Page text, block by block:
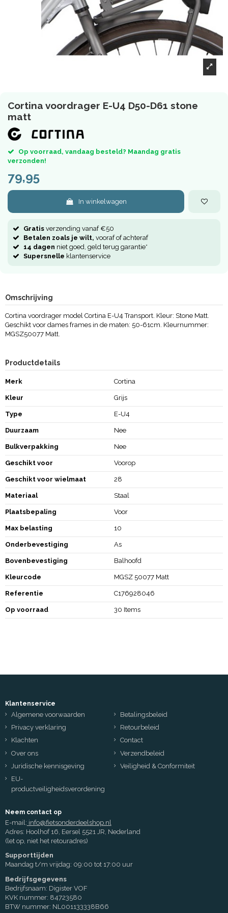
Cortina voordrager E-U4 D50-D61 stone
matt
Op voorraad, vandaag besteld? Maandag gratis
verzonden!
79,95
In winkelwagen
Gratis verzending vanaf €50
Betalen zoals je wilt, vooraf of achteraf
14 dagen niet goed, geld terug garantie*
Supersnelle klantenservice
Omschrijving
Cortina voordrager model Cortina E-U4 Transport. Kleur: Stone Matt.
Geschikt voor dames frames in de maten: 50-61cm. Kleurnummer:
MGSZ50077 Matt.
Productdetails
Merk Cortina
Kleur Grijs
Type E-U4
Duurzaam Nee
Bulkverpakking Nee
Geschikt voor Voorop
Geschikt voor wielmaat 28
Materiaal Staal
Plaatsbepaling Voor
Max belasting 10
Onderbevestiging As
Bovenbevestiging Balhoofd
Kleurcode MGSZ 50077 Matt
Referentie C176928046
Op voorraad 30 Items
Klantenservice
Algemene voorwaarden
Betalingsbeleid
Privacy verklaring
Retourbeleid
Klachten
Contact
Over ons
Verzendbeleid
Juridische kennisgeving
Veiligheid & Conformiteit
EU-
productveiligheidsverordening
Neem contact op
E-mail: info@fietsonderdeelshop.nl
Adres: Hoolhof 16, Eersel 5521 JR, Nederland
(let op, niet het retouradres)
Supporttijden
Maandag t/m vrijdag: 09:00 tot 17:00 uur
Bedrijfsgegevens
Bedrijfsnaam: Digister VOF
KVK nummer: 84723580
BTW nummer: NL001133338B66